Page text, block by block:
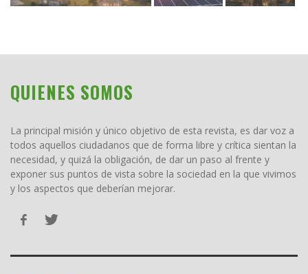
QUIENES SOMOS
La principal misión y único objetivo de esta revista, es dar voz a
todos aquellos ciudadanos que de forma libre y crítica sientan la
necesidad, y quizá la obligación, de dar un paso al frente y
exponer sus puntos de vista sobre la sociedad en la que vivimos
y los aspectos que deberían mejorar.